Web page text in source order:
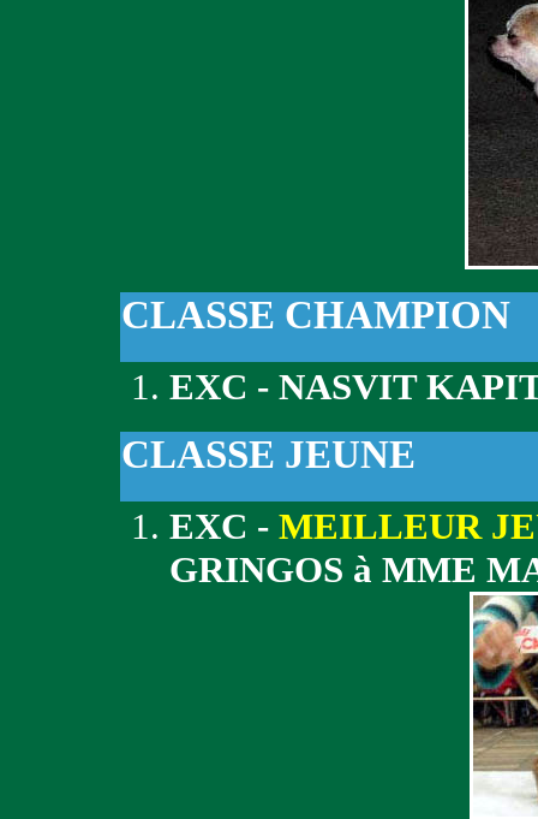
CLASSE CHAMPION
EXC - NASVIT
CLASSE JEUNE
EXC - MEILLEUR
GRINGOS à MME